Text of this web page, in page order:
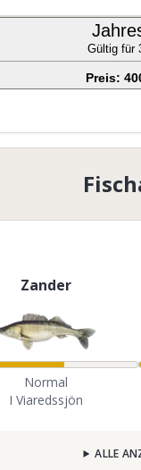
Gültig für
Preis:
Zander
Normal
I Viaredssjön
ALLE